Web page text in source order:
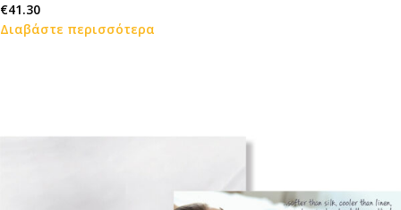
€41.30
Διαβάστε περισσότερα